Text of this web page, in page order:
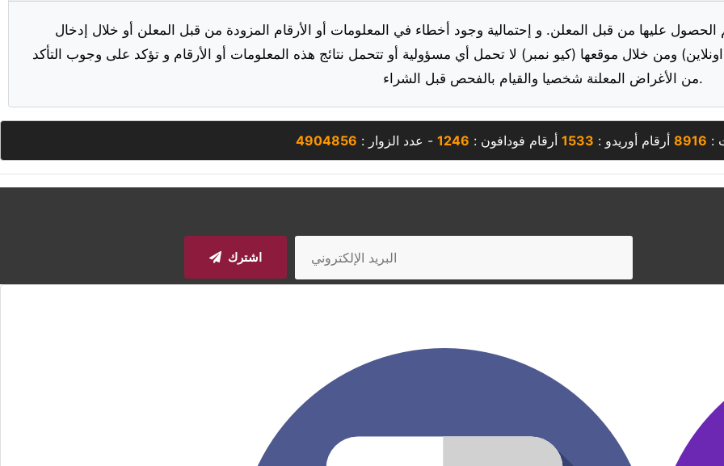
عليها من قبل المعلن. و إحتمالية وجود أخطاء في المعلومات أو الأرقام المزودة من قبل المعلن أو خلال إدخال
ومن خلال موقعها (كيو نمبر) لا تحمل أي مسؤولية أو تتحمل نتائج هذه المعلومات أو الأرقام و تؤكد على وجوب التأكد
من الأغراض المعلنة شخصيا والقيام بالفحص قبل الشراء.
:
8916 أرقام أوريدو : 1533 أرقام فودافون : 1246 - عدد الزوار : 4904856
اشترك